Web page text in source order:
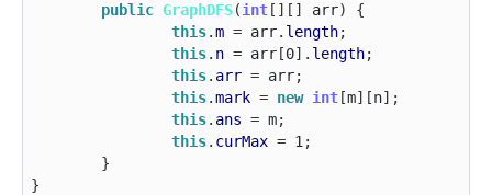
public GraphDFS(int[][] arr)
{
this.m = arr. length;
this. n = arr[0]. length;
this. arr = arr;
this.mark = new int[m][n];
this. ans = m;
this. curMax = 1 ;
}
}